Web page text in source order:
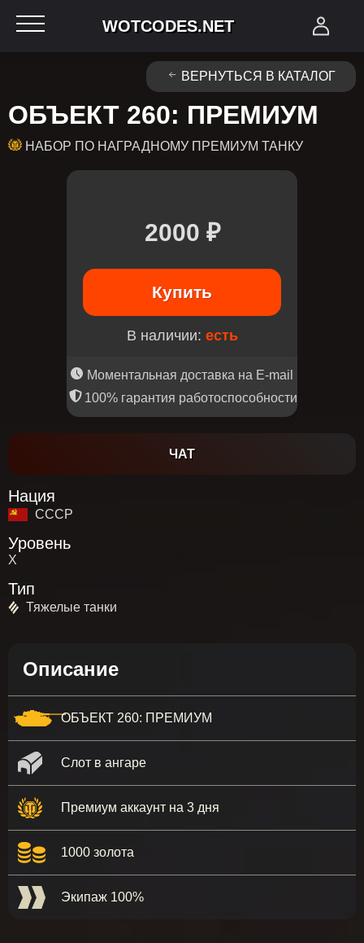
WOTCODES.NET
ВЕРНУТЬСЯ В КАТАЛОГ
ОБЪЕКТ 260: ПРЕМИУМ
НАБОР ПО НАГРАДНОМУ ПРЕМИУМ ТАНКУ
2000 ₽
Купить
В наличии: есть
Моментальная доставка на E-mail
100% гарантия работоспособности
ЧАТ
Нация
СССР
Уровень
X
Тип
Тяжелые танки
Описание
ОБЪЕКТ 260: ПРЕМИУМ
Слот в ангаре
Премиум аккаунт на 3 дня
1000 золота
Экипаж 100%